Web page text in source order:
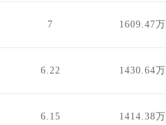
7 1609.47万
6.22 1430.64万
6.15 1414.38万